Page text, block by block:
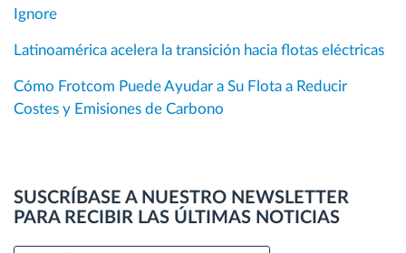
Ignore
Latinoamérica acelera la transición hacia flotas eléctricas
Cómo Frotcom Puede Ayudar a Su Flota a Reducir
Costes y Emisiones de Carbono
SUSCRÍBASE A NUESTRO NEWSLETTER
PARA RECIBIR LAS ÚLTIMAS NOTICIAS